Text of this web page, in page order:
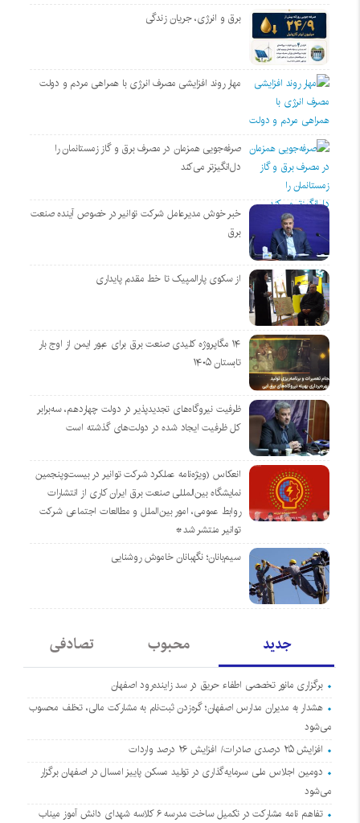
برق و انرژی، جریان زندگی
مهار روند افزایشی مصرف انرژی با همراهی مردم و دولت
صرفه‌جویی همزمان در مصرف برق و گاز زمستانمان را
دل‌انگیزتر می‌کند
خبر خوش مدیرعامل شرکت توانیر در خصوص آینده صنعت
برق
از سکوی پارالمپیک تا خط مقدم پایداری
۱۴ مگاپروژه‌ کلیدی صنعت برق برای عبور ایمن از اوج بار
تابستان ۱۴۰۵
ظرفیت نیروگاه‌های تجدیدپذیر در دولت چهاردهم، سه‌برابر
کل ظرفیت ایجاد شده در دولت‌های گذشته است
انعکاس (ویژه‌نامه عملکرد شرکت توانیر در بیست‌وپنجمین
نمایشگاه بین‌المللی صنعت برق ایران کاری از انتشارات
روابط عمومی، امور بین‌الملل و مطالعات اجتماعی شرکت
توانیر منتشر شد*
سیم‌بانان؛ نگهبانان خاموش روشنایی
جدید محبوب تصادفی
برگزاری مانور تخصصی اطفاء حریق در سد زاینده‌رود اصفهان
هشدار به مدیران مدارس اصفهان؛ گره‌زدن ثبت‌نام به مشارکت مالی، تخلف محسوب
می‌شود
افزایش ۲۵ درصدی صادرات/ افزایش ۲۶ درصد واردات
دومین اجلاس ملی سرمایه‌گذاری در تولید مسکن پاییز امسال در اصفهان برگزار
می‌شود
تفاهم نامه مشارکت در تکمیل ساخت مدرسه ۶ کلاسه شهدای دانش آموز میناب